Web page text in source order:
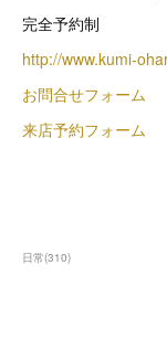
完全予約制
http://www.kumi-
お問合せフォーム
来店予約フォーム
日常(310)